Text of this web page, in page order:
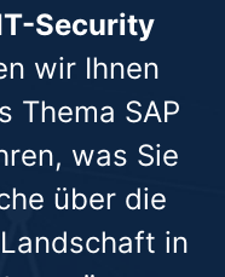
Security
wir Ihnen
Thema SAP
was Sie
über die
in